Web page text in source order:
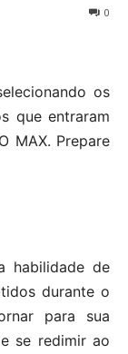
0
os
que entraram
MAX. Prepare
habilidade de
durante o
para sua
se redimir ao